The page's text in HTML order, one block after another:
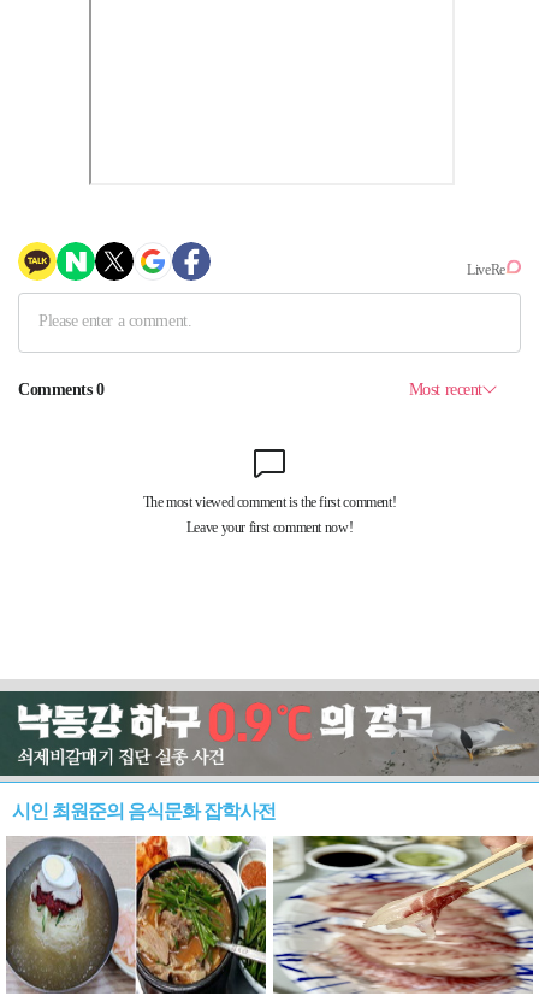
시인 최원준의 음식문화 잡학사전